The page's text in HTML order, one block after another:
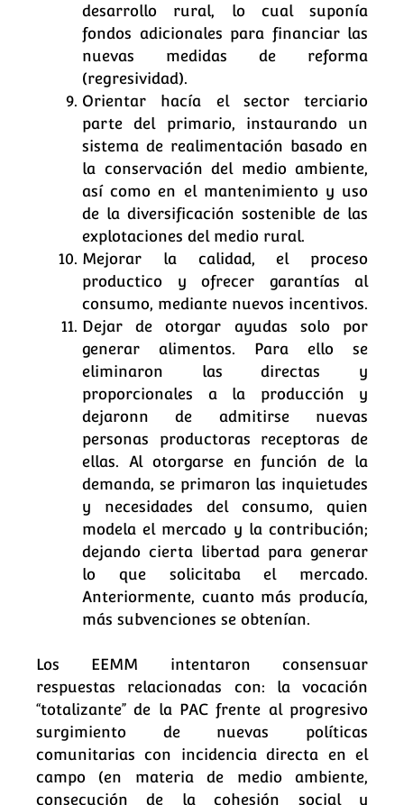
desarrollo rural, lo cual suponía
fondos adicionales para financiar las
nuevas medidas de reforma
(regresividad).
Orientar hacía el sector terciario
parte del primario, instaurando un
sistema de realimentación basado en
la conservación del medio ambiente,
así como en el mantenimiento y uso
de la diversificación sostenible de las
explotaciones del medio rural.
Mejorar la calidad, el proceso
productico y ofrecer garantías al
consumo, mediante nuevos incentivos.
Dejar de otorgar ayudas solo por
generar alimentos. Para ello se
eliminaron las directas y
proporcionales a la producción y
dejaronn de admitirse nuevas
personas productoras receptoras de
ellas. Al otorgarse en función de la
demanda, se primaron las inquietudes
y necesidades del consumo, quien
modela el mercado y la contribución;
dejando cierta libertad para generar
lo que solicitaba el mercado.
Anteriormente, cuanto más producía,
más subvenciones se obtenían.
Los EEMM intentaron consensuar
respuestas relacionadas con: la vocación
“totalizante” de la PAC frente al progresivo
surgimiento de nuevas políticas
comunitarias con incidencia directa en el
campo (en materia de medio ambiente,
consecución de la cohesión social y